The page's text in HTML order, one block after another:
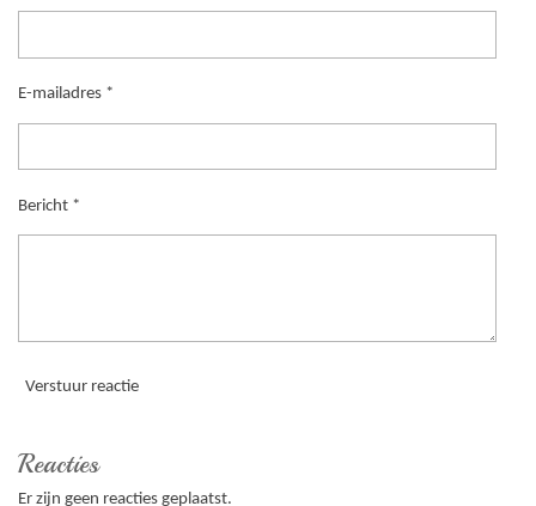
E-mailadres *
Bericht *
Verstuur reactie
Reacties
Er zijn geen reacties geplaatst.